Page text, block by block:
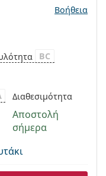
Βοήθεια
BC
Διαθεσιμότητα
Αποστολή
σήμερα